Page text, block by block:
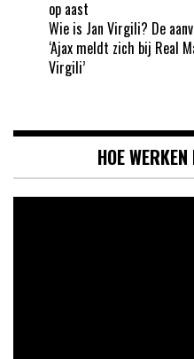
op aast
Wie is Jan Virgili? De
‘Ajax meldt zich bij Real
Virgili’
HOE